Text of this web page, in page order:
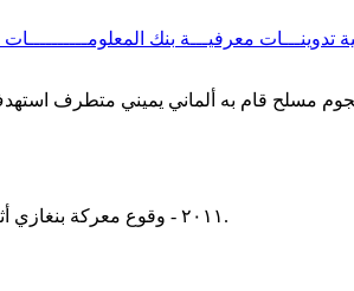
تدوينـــات معرفيـــة بنك المعلومــــــــــات
٢٠١١ - وقوع معركة بنغازي أثناء ثورة ١٧ فبراير بين الوحدات العسكرية التابعة لنظام معمر القذافي والثوار المعارضين له.